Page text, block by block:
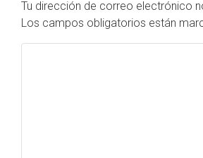
Tu dirección de correo electrónico
Los campos obligatorios están